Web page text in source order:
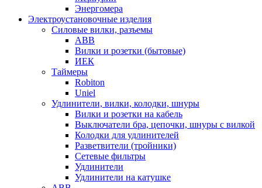
Энергомера
Электроустановочные изделия
Силовые вилки, разъемы
ABB
Вилки и розетки (бытовые)
ИЕК
Таймеры
Robiton
Uniel
Удлинители, вилки, колодки, шнуры
Вилки и розетки на кабель
Выключатели бра, цепочки, шнуры с вилкой
Колодки для удлинителей
Разветвители (тройники)
Сетевые фильтры
Удлинители
Удлинители на катушке